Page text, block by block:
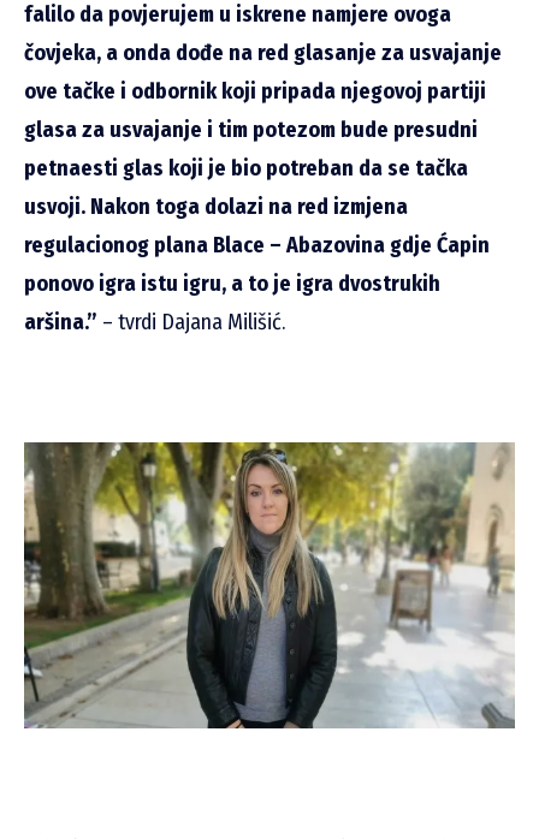
falilo da povjerujem u iskrene namjere ovoga
čovjeka, a onda dođe na red glasanje za usvajanje
ove tačke i odbornik koji pripada njegovoj partiji
glasa za usvajanje i tim potezom bude presudni
petnaesti glas koji je bio potreban da se tačka
usvoji. Nakon toga dolazi na red izmjena
regulacionog plana Blace – Abazovina gdje Ćapin
ponovo igra istu igru, a to je igra dvostrukih
aršina.” – tvrdi Dajana Milišić.